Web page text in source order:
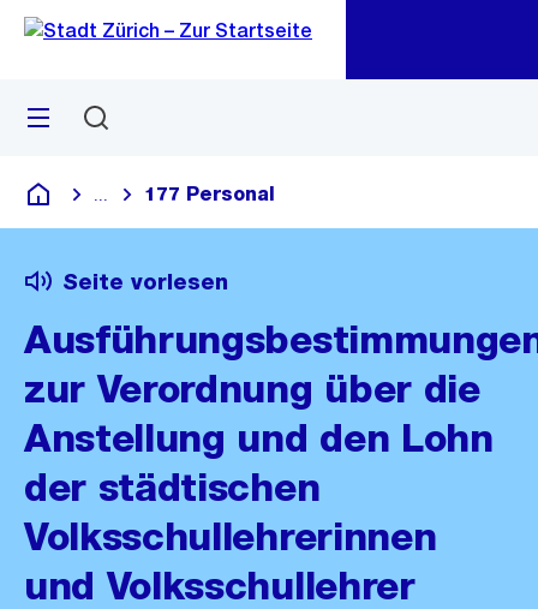
Navigation
Sprunglink
Menü
Deutsch
Blende alle Breadcrumbs ein
177 Personal
Seite vorlesen
zur Verordnung über die
Anstellung und den Lohn
der städtischen
Volksschullehrerinnen
und Volksschullehrer